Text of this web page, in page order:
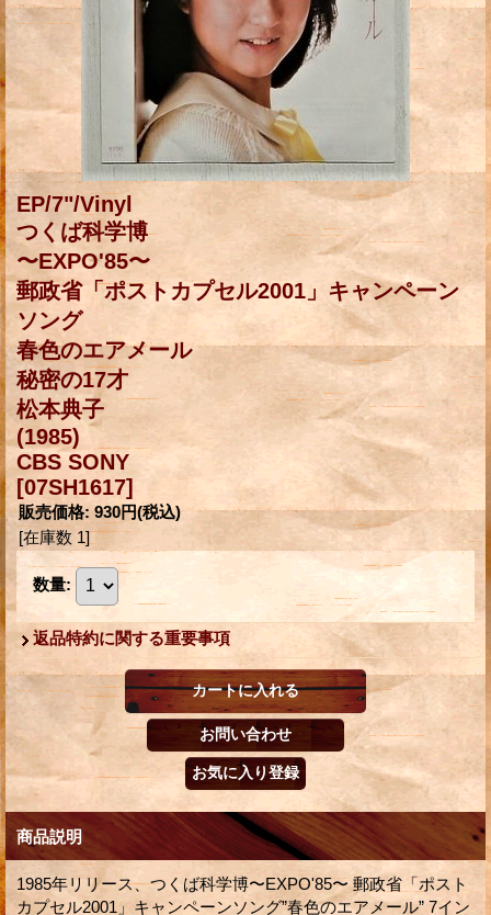
EP/7"/Vinyl
つくば科学博
〜EXPO'85〜
郵政省「ポストカプセル2001」キャンペーン
ソング
春色のエアメール
秘密の17才
松本典子
(1985)
CBS SONY
[07SH1617]
販売価格: 930円(税込)
[在庫数 1]
数量:
返品特約に関する重要事項
商品説明
1985年リリース、つくば科学博〜EXPO'85〜 郵政省「ポスト
カプセル2001」キャンペーンソング”春色のエアメール” 7イン